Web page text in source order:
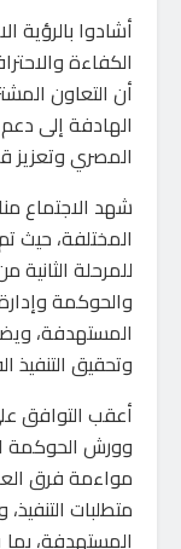
أشادوا بالرؤية
الكفاءة
أن التعاون
الهادفة إلى
المصري وتعزيز
شهد الاجتماع
المختلفة، حيث
والحوكمة
المستهدفة،
وتحقيق
أعقب التوافق
وورش الحوكمة
مواءمة فرق
متطلبات
المستهدفة، بما